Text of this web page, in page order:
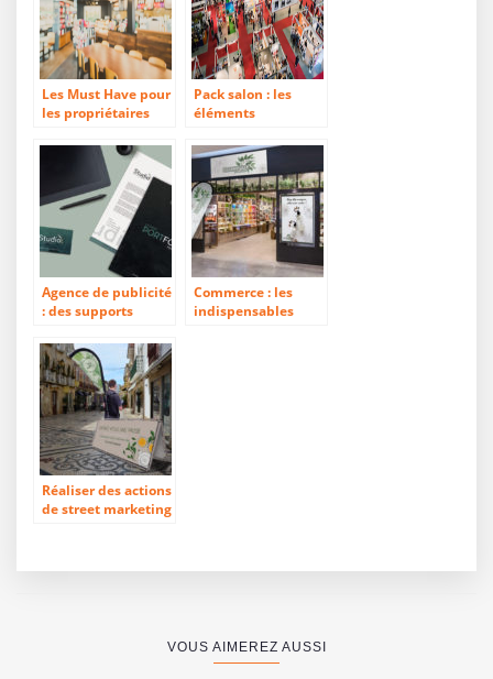
Les Must Have pour
les propriétaires
Pack salon : les
éléments
pour participer à un
salon professionnel
Agence de publicité
: des supports
attrayants pour leur
communication
Commerce : les
indispensables
Réaliser des actions
de street marketing
VOUS AIMEREZ AUSSI